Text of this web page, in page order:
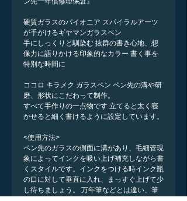
硬質ガラスのパイオニア スパイラルアーツ
が手がけるギヤマンガラスペン
手にしっくりと馴染む 抜群の書き心地、想
像力に語りかける印象的なカラー 書く事を
特別な時間に
ココロ キラメク ガラスペン ペン先の溝や研
磨、形状にこだわって制作。
すべて手作りの一点物です 立てると太く寝
かせると細く書けるように設定しています。
<使用方法>
ペン先のガラスの側面に溝があり、毛細管現
象によってインクを吸い上げ補充しながら書
くスタイルです。インクをつける時インク瓶
の口に対して垂直に入れ、まっすぐ上げて少
し待ちましょう。 万年筆などとは違い、筆